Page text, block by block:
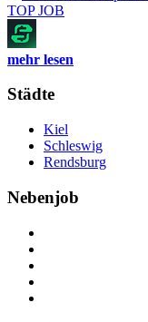
TOP JOB
mehr lesen
Städte
Kiel
Schleswig
Rendsburg
Nebenjob